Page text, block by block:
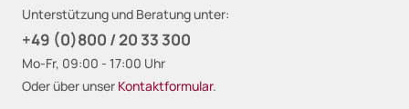
Unterstützung und Beratung unter:
+49 (0)800 / 20 33 300
Mo-Fr, 09:00 - 17:00 Uhr
Oder über unser Kontaktformular.